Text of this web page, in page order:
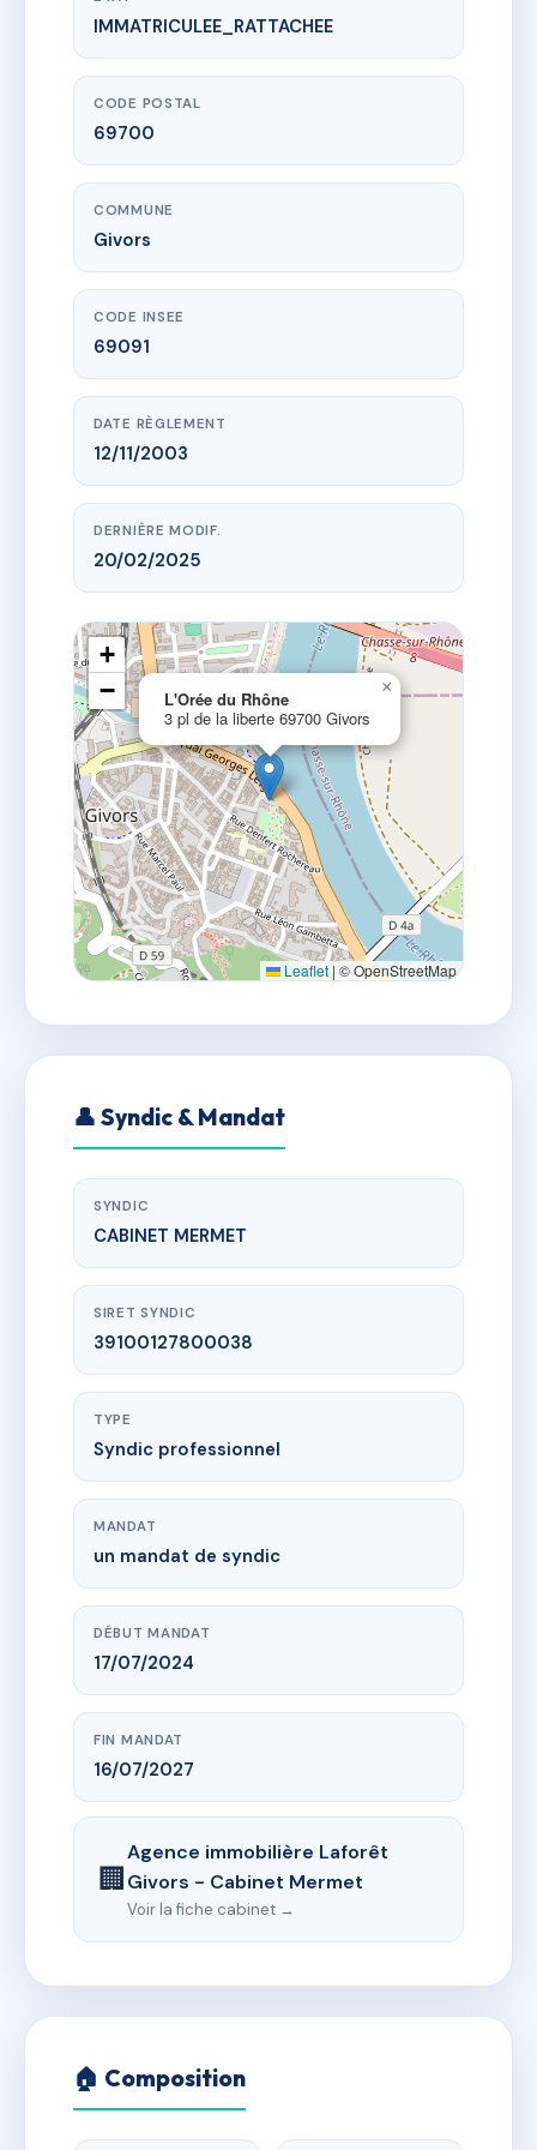
www.vme.plus/AH9661018
L'Orée du Rhône
3 pl de la liberte
IMMATRICULEE_RATTACHEE
CODE POSTAL
69700
COMMUNE
Givors
CODE INSEE
69091
DATE RÈGLEMENT
12/11/2003
DERNIÈRE MODIF.
20/02/2025
L'Orée du Rhône
3 pl de la liberte 69700 Givors
×
+
−
Leaflet | © OpenStreetMap
👤 Syndic & Mandat
SYNDIC
CABINET MERMET
SIRET SYNDIC
39100127800038
TYPE
Syndic professionnel
MANDAT
un mandat de syndic
DÉBUT MANDAT
17/07/2024
FIN MANDAT
16/07/2027
🏢
Agence immobilière Laforêt
Givors - Cabinet Mermet
Voir la fiche cabinet →
🏠 Composition